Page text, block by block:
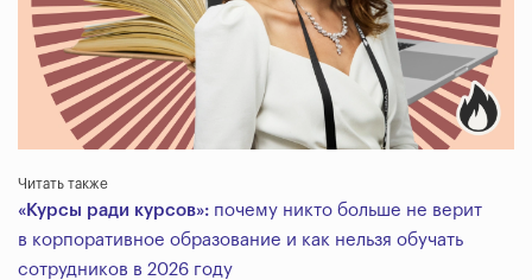
Читать также
«Курсы ради курсов»: почему никто больше не верит
в корпоративное образование и как нельзя обучать
сотрудников в 2026 году